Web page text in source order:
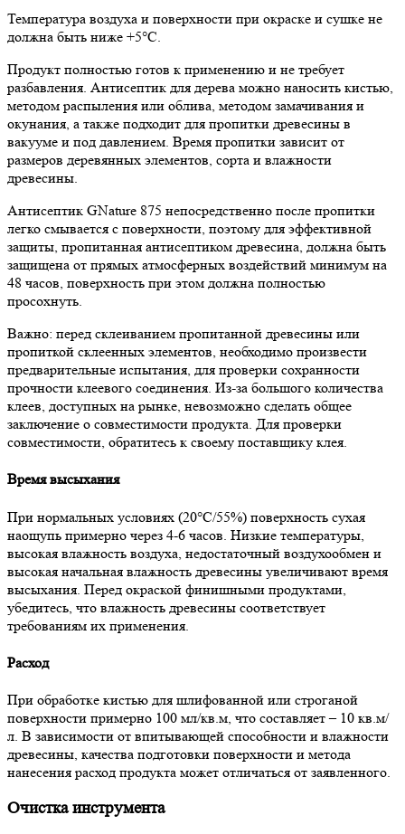
Температура воздуха и поверхности при окраске и сушке не
должна быть ниже +5°С.
Продукт полностью готов к применению и не требует
разбавления. Антисептик для дерева можно наносить кистью,
методом распыления или облива, методом замачивания и
окунания, а также подходит для пропитки древесины в
вакууме и под давлением. Время пропитки зависит от
размеров деревянных элементов, сорта и влажности
древесины.
Антисептик GNature 875 непосредственно после пропитки
легко смывается с поверхности, поэтому для эффективной
защиты, пропитанная антисептиком древесина, должна быть
защищена от прямых атмосферных воздействий минимум на
48 часов, поверхность при этом должна полностью
просохнуть.
Важно: перед склеиванием пропитанной древесины или
пропиткой склеенных элементов, необходимо произвести
предварительные испытания, для проверки сохранности
прочности клеевого соединения. Из-за большого количества
клеев, доступных на рынке, невозможно сделать общее
заключение о совместимости продукта. Для проверки
совместимости, обратитесь к своему поставщику клея.
Время высыхания
При нормальных условиях (20°С/55%) поверхность сухая
наощупь примерно через 4-6 часов. Низкие температуры,
высокая влажность воздуха, недостаточный воздухообмен и
высокая начальная влажность древесины увеличивают время
высыхания. Перед окраской финишными продуктами,
убедитесь, что влажность древесины соответствует
требованиям их применения.
Расход
При обработке кистью для шлифованной или строганой
поверхности примерно 100 мл/кв.м, что составляет – 10 кв.м/
л. В зависимости от впитывающей способности и влажности
древесины, качества подготовки поверхности и метода
нанесения расход продукта может отличаться от заявленного.
Очистка инструмента